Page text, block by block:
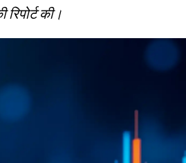
की।